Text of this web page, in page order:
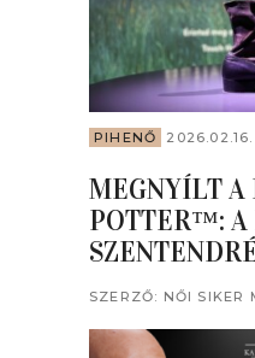
PIHENŐ 2026.02.16.
MEGNYÍLT A
POTTER™:
SZERZŐ: NŐI SIKER